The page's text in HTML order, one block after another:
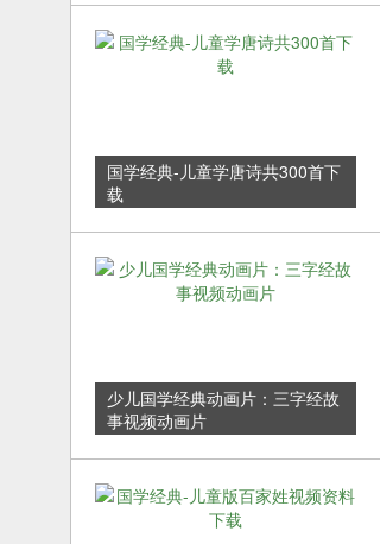
国学经典-儿童学唐诗共300首下
载
少儿国学经典动画片：三字经故
事视频动画片